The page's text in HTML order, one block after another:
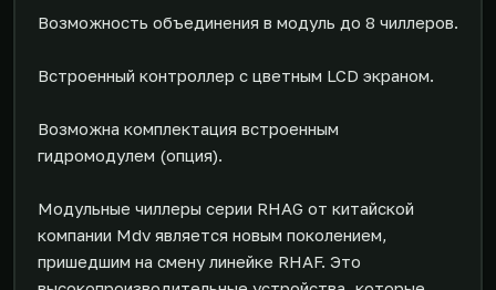
Возможность объединения в модуль до 8 чиллеров.
Встроенный контроллер с цветным LCD экраном.
Возможна комплектация встроенным
гидромодулем (опция).
Модульные чиллеры серии RHAG от китайской
компании Mdv является новым поколением,
пришедшим на смену линейке RHAF. Это